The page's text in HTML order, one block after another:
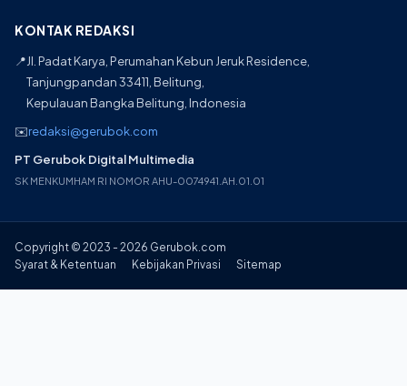
KONTAK REDAKSI
📍Jl. Padat Karya, Perumahan Kebun Jeruk Residence,
Tanjungpandan 33411, Belitung,
Kepulauan Bangka Belitung, Indonesia
✉️redaksi@gerubok.com
PT Gerubok Digital Multimedia
SK MENKUMHAM RI NOMOR AHU-0074941.AH.01.01
Copyright © 2023 - 2026 Gerubok.com
Syarat & Ketentuan
Kebijakan Privasi Sitemap